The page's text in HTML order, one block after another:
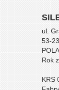
ul.
53-
Rok
KRS